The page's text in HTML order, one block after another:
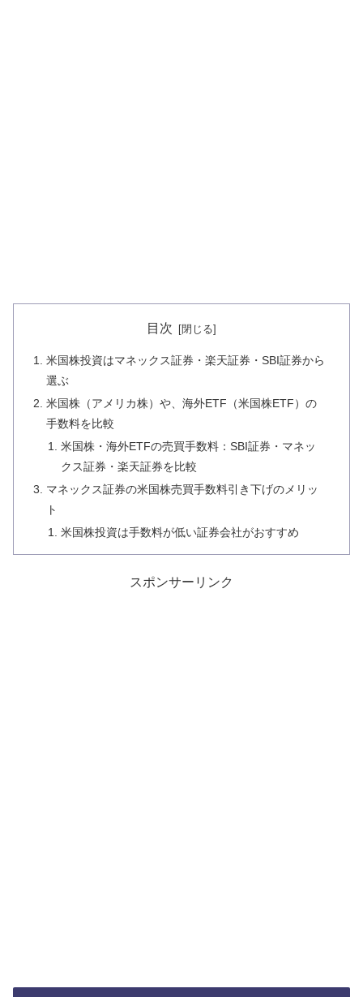
目次
米国株投資はマネックス証券・楽天証券・SBI証券から
選ぶ
米国株（アメリカ株）や、海外ETF（米国株ETF）の
手数料を比較
米国株・海外ETFの売買手数料：SBI証券・マネッ
クス証券・楽天証券を比較
マネックス証券の米国株売買手数料引き下げのメリッ
ト
米国株投資は手数料が低い証券会社がおすすめ
スポンサーリンク